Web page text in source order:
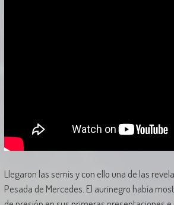
Llegaron las semis y con ello una de las
Pesada de Mercedes. El aurinegro había